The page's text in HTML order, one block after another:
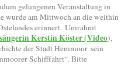
gelungenen Veranstaltung in
wurde am Mittwoch an die weithin
erinnert. Umrahmt
Kerstin Köster (Video),
der Stadt Hemmoor sein
Schifffahrt“. Bitte